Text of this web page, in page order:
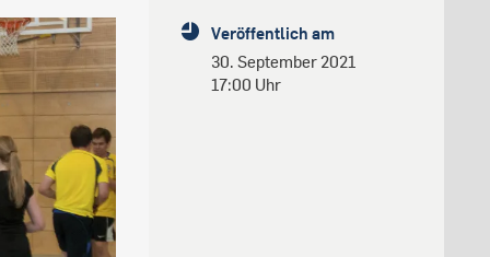
Studentenleben
Beratung und Anlaufstellen
Forschungskultur
Forschungsstrukturen
Early Career Researchers
Entrepreneurship
Wissenschaftliche Beratung
RUBIN
Archiv
Redaktion
Diversität, Inklusion,
Talententwicklung
Nachhaltigkeit
Campusentwicklung
Spenden und Stiften
Weitere Einrichtungen
Veröffentlich am
30. September 2021
17:00 Uhr